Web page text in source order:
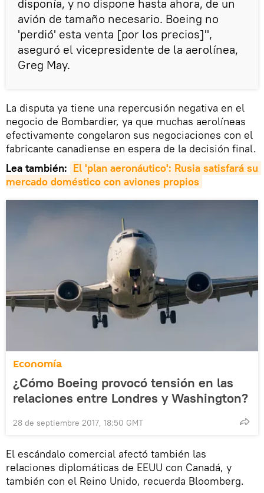
disponía, y no dispone hasta ahora, de un
avión de tamaño necesario. Boeing no
'perdió' esta venta [por los precios]",
aseguró el vicepresidente de la aerolínea,
Greg May.
La disputa ya tiene una repercusión negativa en el
negocio de Bombardier, ya que muchas aerolíneas
efectivamente congelaron sus negociaciones con el
fabricante canadiense en espera de la decisión final.
Lea también: El 'plan aeronáutico': Rusia satisfará su
mercado doméstico con aviones propios
Economía
¿Cómo Boeing provocó tensión en las
relaciones entre Londres y Washington?
28 de septiembre 2017, 18:50 GMT
El escándalo comercial afectó también las
relaciones diplomáticas de EEUU con Canadá, y
también con el Reino Unido, recuerda Bloomberg.